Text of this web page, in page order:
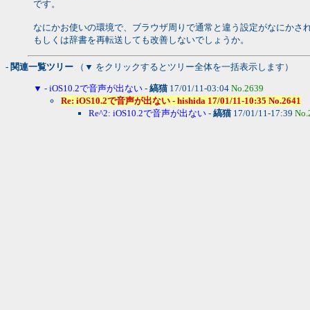
です。
なにかお使いの環境で、ブラウザ周りで通常と違う設定がなにかさ
もしくは辞書を再転送しても改善しないでしょうか。
- 関連一覧ツリー （▼ をクリックするとツリー全体を一括表示します）
▼ - iOS10.2で音声が出ない - 縞猫17/01/11-03:04 No.2639
Re: iOS10.2で音声が出ない - hishida 17/01/11-10:35 No.2641
Re^2: iOS10.2で音声が出ない - 縞猫17/01/11-17:39